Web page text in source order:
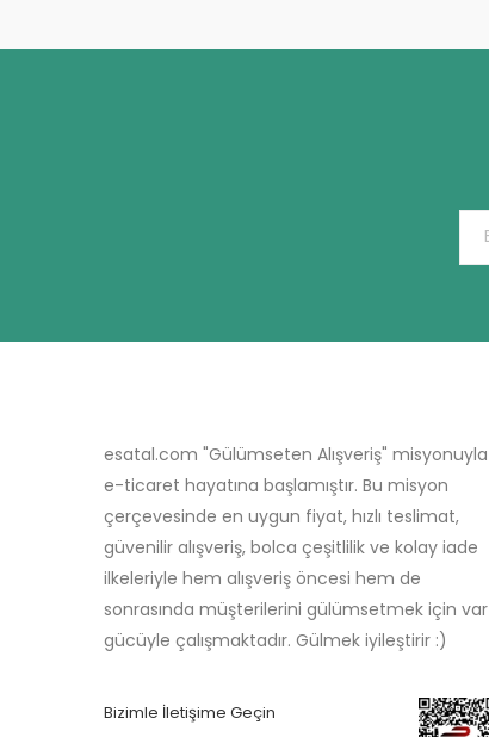
esatal.com "Gülümseten Alışveriş" misyonuyla
e-ticaret hayatına başlamıştır. Bu misyon
çerçevesinde en uygun fiyat, hızlı teslimat,
güvenilir alışveriş, bolca çeşitlilik ve kolay iade
ilkeleriyle hem alışveriş öncesi hem de
sonrasında müşterilerini gülümsetmek için var
gücüyle çalışmaktadır. Gülmek iyileştirir :)
Bizimle İletişime Geçin